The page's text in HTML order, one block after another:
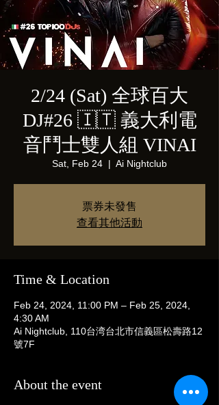
2/24 (Sat) 全球百大
DJ#26 🇮🇹 義大利電
音鬥士雙人組 VINAI
Sat, Feb 24
  |
Ai Nightclub
票券未發售
查看其他活動
Time & Location
Feb 24, 2024, 11:00 PM – Feb 25, 2024,
4:30 AM
Ai Nightclub, 110台湾台北市信義區松壽路12
號7F
About the event